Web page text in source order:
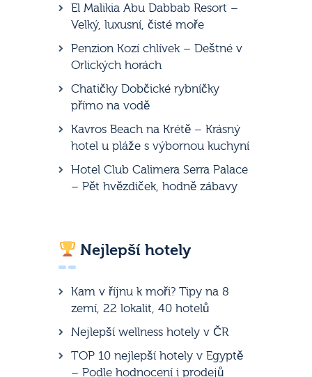
El Malikia Abu Dabbab Resort –
Velký, luxusní, čisté moře
Penzion Kozí chlívek – Deštné v
Orlických horách
Chatičky Dobčické rybníčky
přímo na vodě
Kavros Beach na Krétě – Krásný
hotel u pláže s výbornou kuchyní
Hotel Club Calimera Serra Palace
– Pět hvězdiček, hodně zábavy
Nejlepší hotely
Kam v říjnu k moři? Tipy na 8
zemí, 22 lokalit, 40 hotelů
Nejlepší wellness hotely v ČR
TOP 10 nejlepší hotely v Egyptě
– Podle hodnocení i prodejů